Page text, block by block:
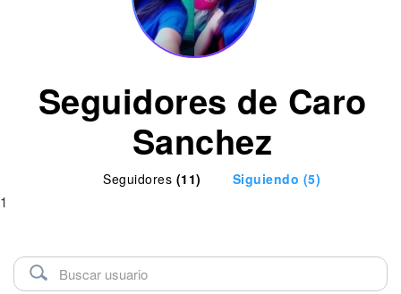
Seguidores de Caro
Sanchez
Seguidores (11) Siguiendo (5)
1